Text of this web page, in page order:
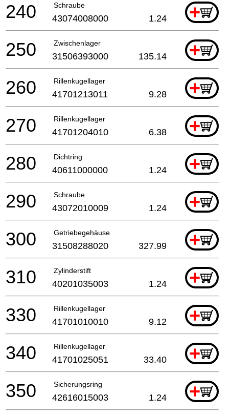
Schraube +
240 43074008000 1.24
Zwischenlager +
250 31506393000 135.14
Rillenkugellager +
260 41701213011 9.28
Rillenkugellager +
270 41701204010 6.38
Dichtring +
280 40611000000 1.24
Schraube +
290 43072010009 1.24
Getriebegehäuse +
300 31508288020 327.99
Zylinderstift +
310 40201035003 1.24
Rillenkugellager +
330 41701010010 9.12
Rillenkugellager +
340 41701025051 33.40
Sicherungsring +
350 42616015003 1.24